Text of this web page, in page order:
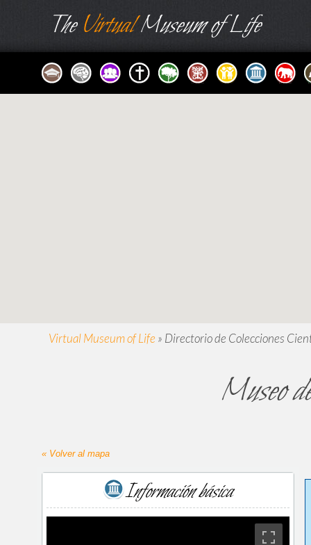
TheVirtualMuseum of Life
Virtual Museum of Life » Directorio de Colecciones
Museo
« Volver al mapa
Información básica